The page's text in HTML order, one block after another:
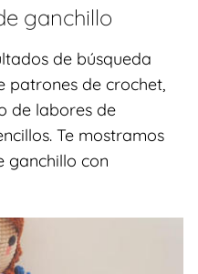
ganchillo
de búsqueda
patrones de crochet,
de labores de
Te mostramos
ganchillo con